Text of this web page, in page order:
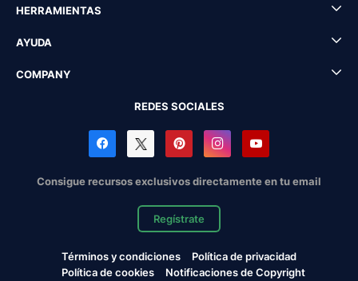
HERRAMIENTAS
AYUDA
COMPANY
REDES SOCIALES
Consigue recursos exclusivos directamente en tu email
Regístrate
Términos y condiciones
Política de privacidad
Política de cookies
Notificaciones de Copyright